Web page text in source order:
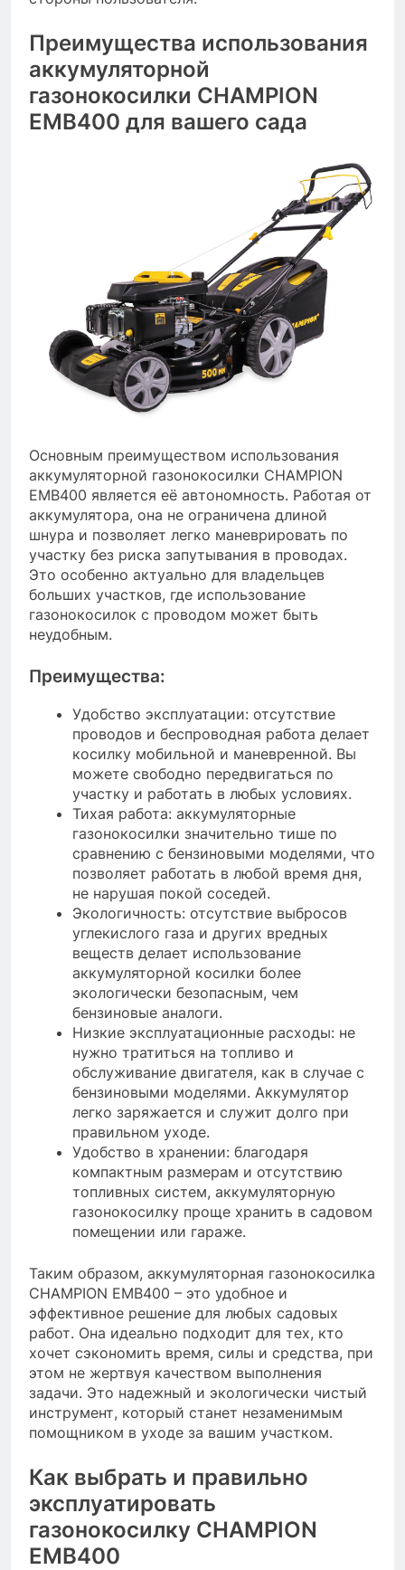
Преимущества использования
аккумуляторной
газонокосилки CHAMPION
EMB400 для вашего сада
Основным преимуществом использования
аккумуляторной газонокосилки CHAMPION
EMB400 является её автономность. Работая от
аккумулятора, она не ограничена длиной
шнура и позволяет легко маневрировать по
участку без риска запутывания в проводах.
Это особенно актуально для владельцев
больших участков, где использование
газонокосилок с проводом может быть
неудобным.
Преимущества:
Удобство эксплуатации: отсутствие
проводов и беспроводная работа делает
косилку мобильной и маневренной. Вы
можете свободно передвигаться по
участку и работать в любых условиях.
Тихая работа: аккумуляторные
газонокосилки значительно тише по
сравнению с бензиновыми моделями, что
позволяет работать в любой время дня,
не нарушая покой соседей.
Экологичность: отсутствие выбросов
углекислого газа и других вредных
веществ делает использование
аккумуляторной косилки более
экологически безопасным, чем
бензиновые аналоги.
Низкие эксплуатационные расходы: не
нужно тратиться на топливо и
обслуживание двигателя, как в случае с
бензиновыми моделями. Аккумулятор
легко заряжается и служит долго при
правильном уходе.
Удобство в хранении: благодаря
компактным размерам и отсутствию
топливных систем, аккумуляторную
газонокосилку проще хранить в садовом
помещении или гараже.
Таким образом, аккумуляторная газонокосилка
CHAMPION EMB400 – это удобное и
эффективное решение для любых садовых
работ. Она идеально подходит для тех, кто
хочет сэкономить время, силы и средства, при
этом не жертвуя качеством выполнения
задачи. Это надежный и экологически чистый
инструмент, который станет незаменимым
помощником в уходе за вашим участком.
Как выбрать и правильно
эксплуатировать
газонокосилку CHAMPION
EMB400